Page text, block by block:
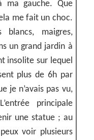
ma gauche. Que
me fait un choc.
blancs, maigres,
un grand jardin à
insolite sur lequel
plus de 6h par
je n’avais pas vu,
principale
une statue ; au
voir plusieurs